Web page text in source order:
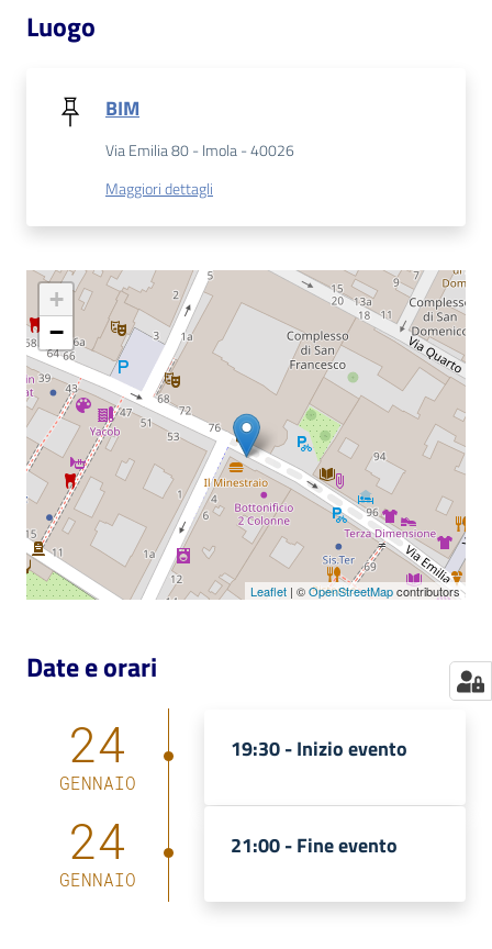
Eventi
Chiedi al
bibliotecario
Avvisi
Orari
Luogo
BIM
Via Emilia 80 - Imola - 40026
Maggiori dettagli
+
−
Leaflet | ©OpenStreetMapcontributors
Date e orari
24
GENNAIO
19:30 -Inizio evento
24
GENNAIO
21:00 -Fine evento